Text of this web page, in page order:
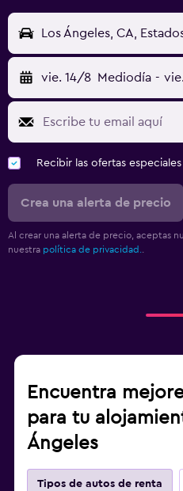
Los Ángeles, CA,
vie. 14/8 Mediodía -
Recibir las ofertas
Crea una alerta de precio
Al crear una alerta de precio, aceptas
nuestra política de privacidad..
Encuentra
para tu
Ángeles
Tipos de autos de renta